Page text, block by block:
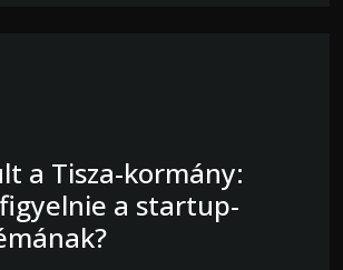
a Tisza-kormány:
a startup-